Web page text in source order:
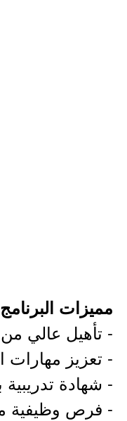
مميزات
- تأهيل عالي
- تعزيز
- شهادة تدريبية
- فرص وظيفية